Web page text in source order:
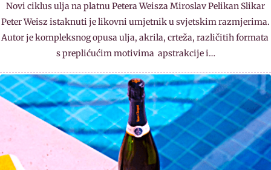
Novi ciklus ulja na platnu Petera Weisza Miroslav Pelikan Slikar
Peter Weisz istaknuti je likovni umjetnik u svjetskim razmjerima.
Autor je kompleksnog opusa ulja, akrila, crteža, različitih formata
s preplićućim motivima apstrakcije i…